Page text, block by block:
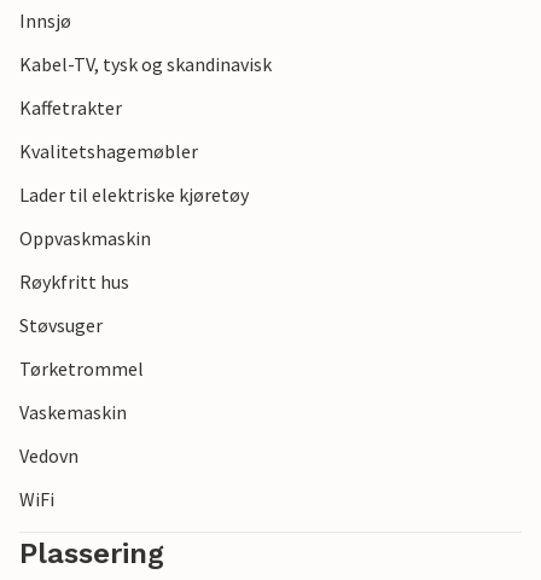
Innsjø
Kabel-TV, tysk og skandinavisk
Kaffetrakter
Kvalitetshagemøbler
Lader til elektriske kjøretøy
Oppvaskmaskin
Røykfritt hus
Støvsuger
Tørketrommel
Vaskemaskin
Vedovn
WiFi
Plassering